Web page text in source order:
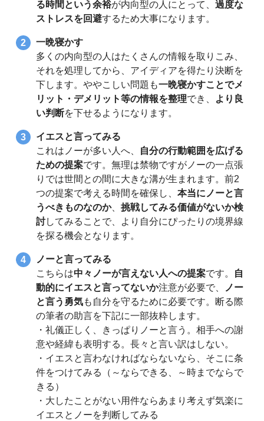
る時間という余裕が内向型の人にとって、過度な
ストレスを回避するため大事になります。
一晩寝かす
多くの内向型の人はたくさんの情報を取りこみ、
それを処理してから、アイディアを得たり決断を
下します。ややこしい問題も一晩寝かすことでメ
リット・デメリット等の情報を整理でき、
より良
い判断を下せるようになります。
イエスと言ってみる
これはノーが多い人へ、
自分の行動範囲を広げる
ための提案です。無理は禁物ですがノーの一点張
りでは世間との間に大きな溝が生まれます。前2
つの提案で考える時間を確保し、本当にノーと言
うべきものなのか、挑戦してみる価値がないか検
討してみることで、より自分にぴったりの境界線
を探る機会となります。
ノーと言ってみる
こちらは中々ノーが言えない人への提案です。
自
動的にイエスと言ってないか注意が必要で、
ノー
と言う勇気も自分を守るために必要です。断る際
の筆者の助言を下記に一部抜粋します。
・礼儀正しく、きっぱりノーと言う。相手への謝
意や経緯も表明する。長々と言い訳はしない。
・イエスと言わなければならないなら、そこに条
件をつけてみる（～ならできる、～時までならで
きる）
・大したことがない用件ならあまり考えず気楽に
イエスとノーを判断してみる